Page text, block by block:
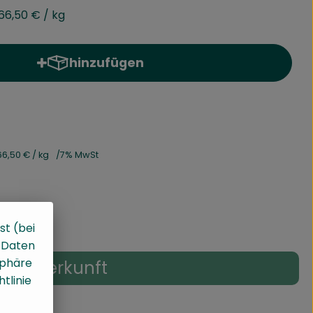
€ / kg
hinzufügen
Produkt zum Warenkorb hinzufügen
€ / kg 7% MwSt
Herkunft
(bei